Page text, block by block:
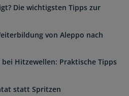
Die wichtigsten Tipps zur
von Aleppo nach
Hitzewellen: Praktische Tipps
statt Spritzen